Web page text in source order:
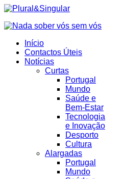
Início
Contactos Úteis
Notícias
Curtas
Portugal
Mundo
Saúde e
Bem-Estar
Tecnologia
e Inovação
Desporto
Cultura
Alargadas
Portugal
Mundo